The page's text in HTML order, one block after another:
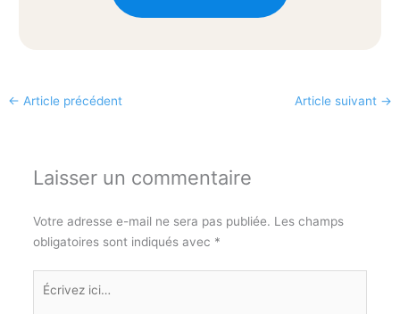
← Article précédent Article suivant →
Laisser un commentaire
Votre adresse e-mail ne sera pas publiée. Les champs
obligatoires sont indiqués avec *
Écrivez